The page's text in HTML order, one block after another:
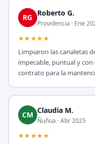
RG Roberto G.
Providencia · Ene
★★★★★
Limpiaron las canaletas
impecable, puntual y
contrato para la
CM Claudia M.
Ñuñoa · Abr 2025
★★★★★